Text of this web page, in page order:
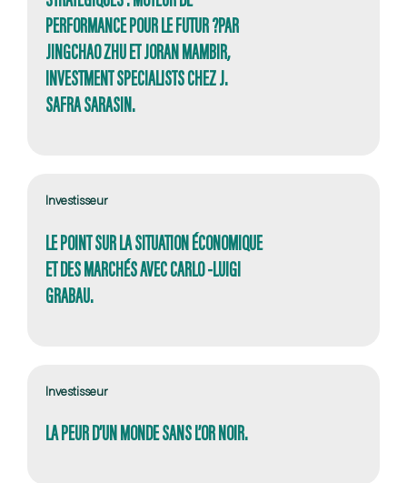
PERFORMANCE POUR LE FUTUR ?PAR
JINGCHAO ZHU ET JORAN MAMBIR,
INVESTMENT SPECIALISTS CHEZ J.
SAFRA SARASIN.
Investisseur
LE POINT SUR LA SITUATION ÉCONOMIQUE
ET DES MARCHÉS AVEC CARLO -LUIGI
GRABAU.
Investisseur
LA PEUR D’UN MONDE SANS L’OR NOIR.